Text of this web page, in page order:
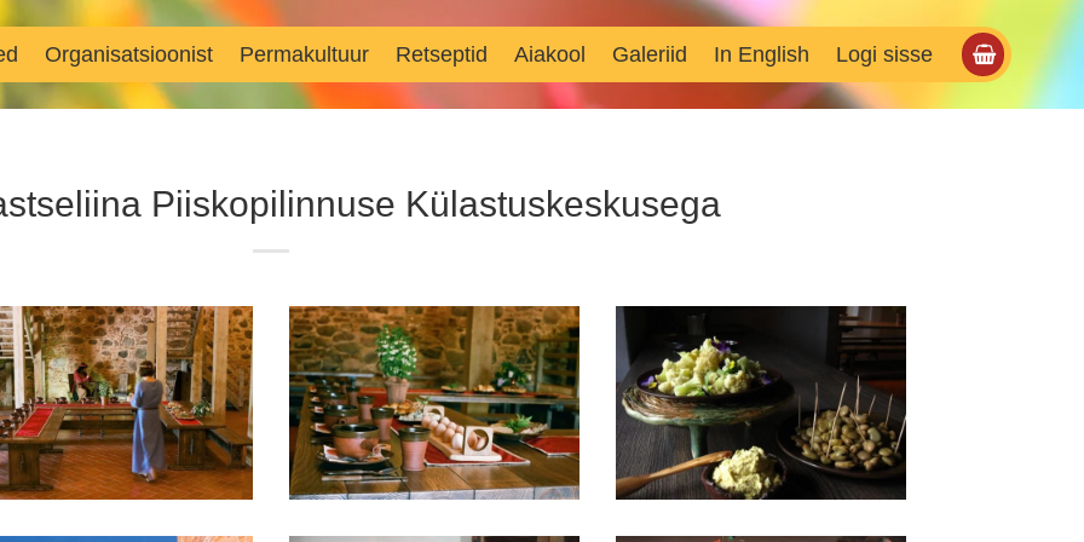
Organisatsioonist Permakultuur Retseptid Aiakool Galeriid In English Logi sisse
Piiskopilinnuse Külastuskeskusega